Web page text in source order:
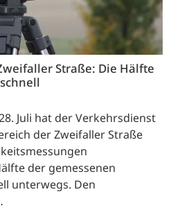
Straße: Die Hälfte
Juli hat der Verkehrsdienst
der Zweifaller Straße
der gemessenen
unterwegs. Den